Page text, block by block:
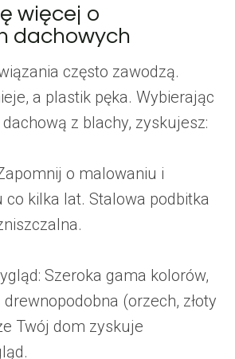
więcej o
dachowych
często zawodzą.
a plastik pęka. Wybierając
z blachy, zyskujesz:
o malowaniu i
co kilka lat. Stalowa podbitka
Szeroka gama kolorów,
(orzech, złoty
Twój dom zyskuje